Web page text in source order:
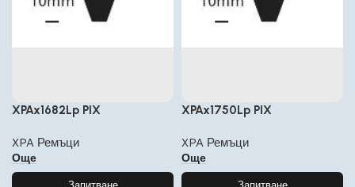
XPAx1682Lp PIX
XPA Ремъци
Още
XPAx1750Lp PIX
XPA Ремъци
Още